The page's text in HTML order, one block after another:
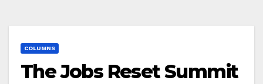
COLUMNS
The Jobs Reset Summit